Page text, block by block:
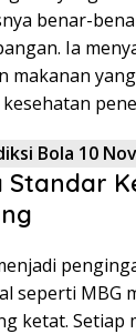
benar-
Ia
makanan
Bola 10
Standar
seperti MBG
ketat. Setiap